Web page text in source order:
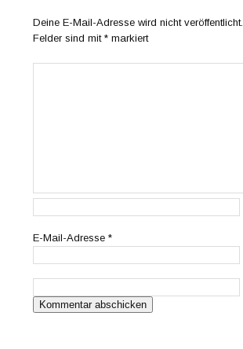
Deine E-Mail-Adresse wird nicht veröffentlicht.
Felder sind mit* markiert
E-Mail-Adresse*